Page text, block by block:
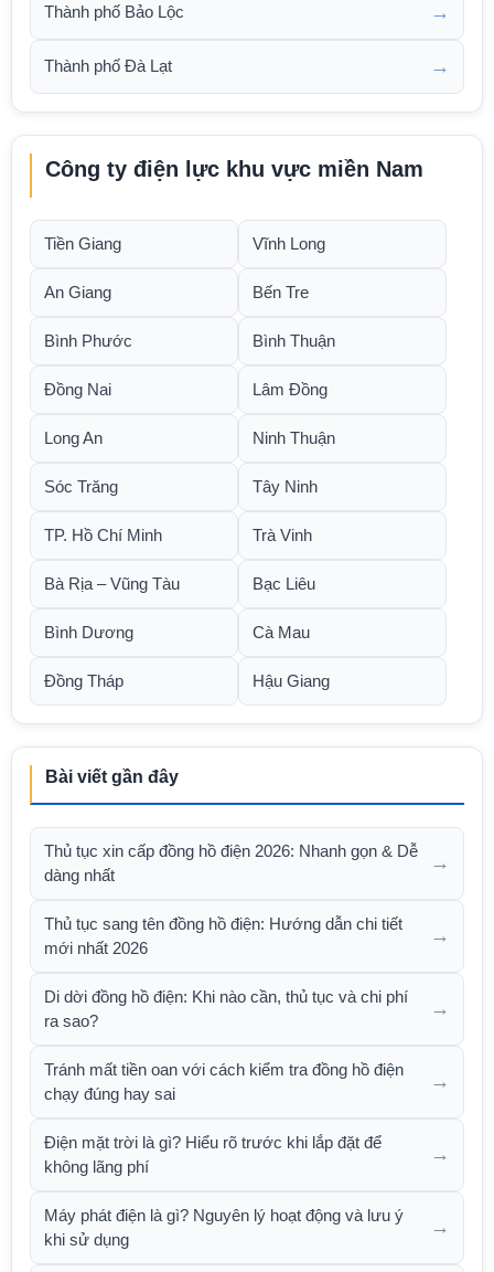
Thành phố Bảo Lộc →
Thành phố Đà Lạt →
Công ty điện lực khu vực miền Nam
Tiền Giang Vĩnh Long
An Giang Bến Tre
Bình Phước Bình Thuận
Đồng Nai Lâm Đồng
Long An Ninh Thuận
Sóc Trăng Tây Ninh
TP. Hồ Chí Minh Trà Vinh
Bà Rịa – Vũng Tàu Bạc Liêu
Bình Dương Cà Mau
Đồng Tháp Hậu Giang
Bài viết gần đây
Thủ tục xin cấp đồng hồ điện 2026: Nhanh gọn & Dễ
dàng nhất
→
Thủ tục sang tên đồng hồ điện: Hướng dẫn chi tiết
mới nhất 2026
→
Di dời đồng hồ điện: Khi nào cần, thủ tục và chi phí
ra sao?
→
Tránh mất tiền oan với cách kiểm tra đồng hồ điện
chạy đúng hay sai
→
Điện mặt trời là gì? Hiểu rõ trước khi lắp đặt để
không lãng phí
→
Máy phát điện là gì? Nguyên lý hoạt động và lưu ý
khi sử dụng
→